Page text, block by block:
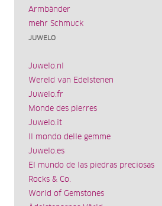
Armbänder
mehr Schmuck
JUWELO
Juwelo.nl
Wereld van Edelstenen
Juwelo.fr
Monde des pierres
Juwelo.it
Il mondo delle gemme
Juwelo.es
El mundo de las piedras preciosas
Rocks & Co.
World of Gemstones